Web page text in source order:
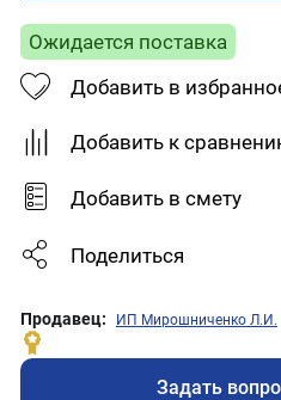
Фактура: Под дерево
Ожидается поставка
Добавить в
Добавить к
Добавить в смету
Поделиться
Продавец: ИП Мирошниченко Л.И.
Задать